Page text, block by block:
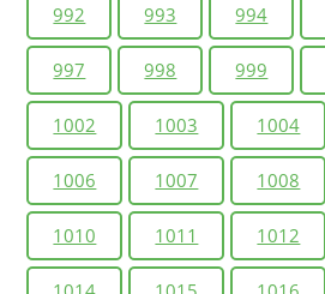
992 993 994
997 998 999
1002 1003 1004
1006 1007 1008
1010 1011 1012